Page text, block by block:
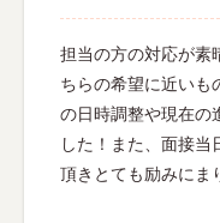
担当の方の対応が素
ちらの希望に近いも
の日時調整や現在の
した！また、面接当
頂きとても励みにま